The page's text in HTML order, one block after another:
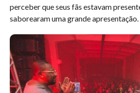
perceber que seus fãs estavam
saborearam uma grande apresentação.